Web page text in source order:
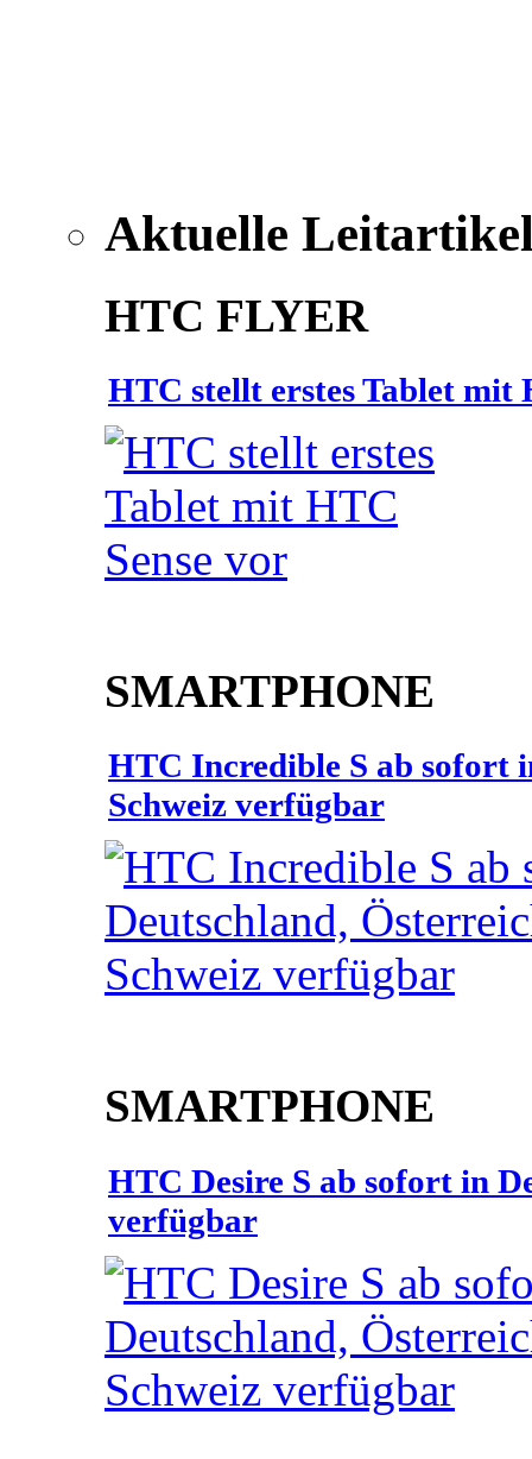
Aktuelle
HTC FLYER
HTC stellt erstes Tablet mit
SMARTPHONE
HTC Incredible S ab sofort
Schweiz verfügbar
SMARTPHONE
HTC Desire S ab sofort in
verfügbar